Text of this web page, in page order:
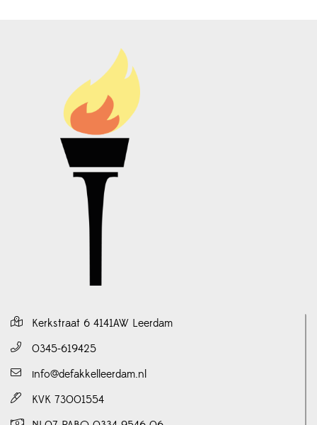
Kerkstraat 6 4141AW Leerdam
0345-619425
info@defakkelleerdam.nl
KVK 73001554